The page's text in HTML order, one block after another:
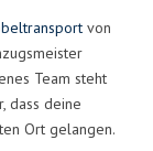
von
Team steht
dass deine
Ort gelangen.